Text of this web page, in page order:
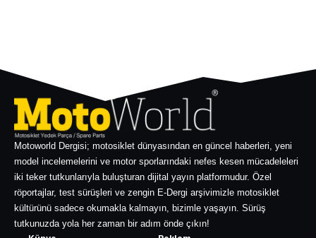
Motoworld Dergisi; motosiklet dünyasından en güncel haberleri, yeni
model incelemelerini ve motor sporlarındaki nefes kesen mücadeleleri
iki teker tutkunlarıyla buluşturan dijital yayın platformudur. Özel
röportajlar, test sürüşleri ve zengin E-Dergi arşivimizle motosiklet
kültürünü sadece okumakla kalmayın, bizimle yaşayın. Sürüş
tutkunuzda yola her zaman bir adım önde çıkın!